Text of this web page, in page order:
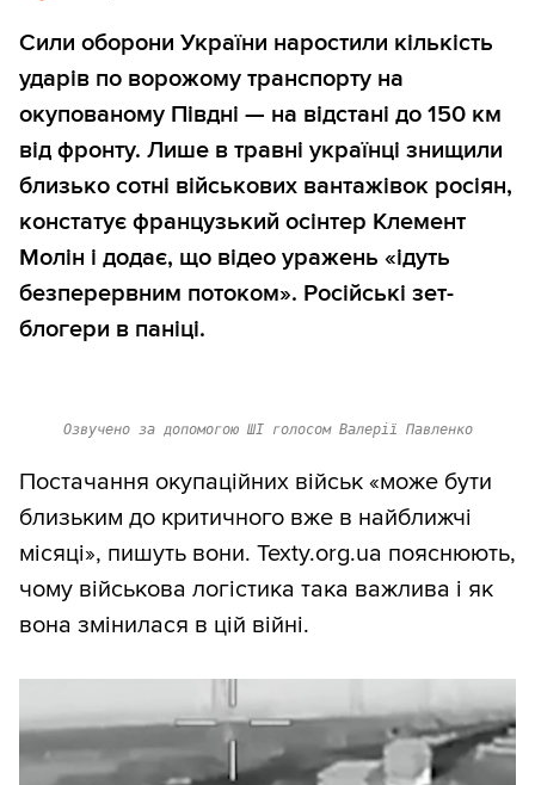
Сили оборони України наростили кількість
ударів по ворожому транспорту на
окупованому Півдні — на відстані до 150 км
від фронту. Лише в травні українці знищили
близько сотні військових вантажівок росіян,
констатує французький осінтер Клемент
Молін і додає, що відео уражень «ідуть
безперервним потоком». Російські зет-
блогери в паніці.
Озвучено за допомогою ШІ голосом Валерії Павленко
Постачання окупаційних військ «може бути
близьким до критичного вже в найближчі
місяці», пишуть вони. Texty.org.ua пояснюють,
чому військова логістика така важлива і як
вона змінилася в цій війні.